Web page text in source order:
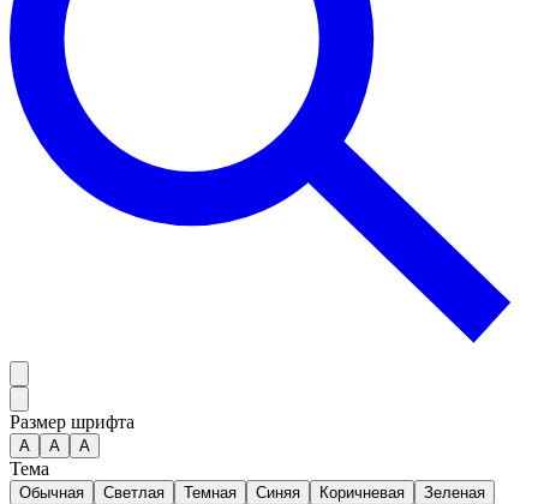
Размер шрифта
А A A
Тема
Обычная Светлая Темная Синяя Коричневая Зеленая